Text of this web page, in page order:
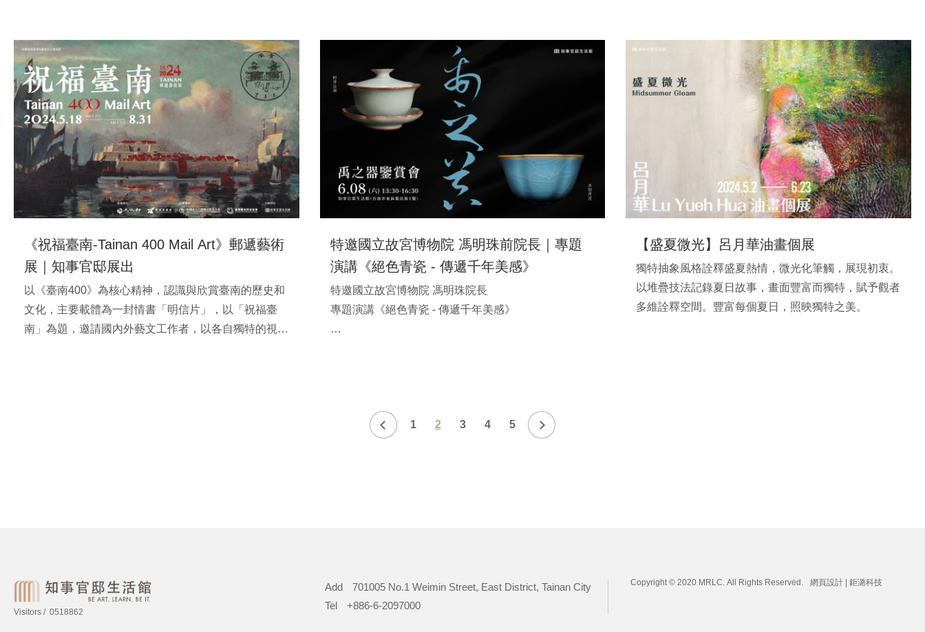
《祝福臺南-Tainan 400 Mail Art》郵遞藝術
展｜知事官邸展出
以《臺南400》為核心精神，認識與欣賞臺南的歷史和
文化，主要載體為一封情書「明信片」，以「祝福臺
南」為題，邀請國內外藝文工作者，以各自獨特的視角
特邀國立故宮博物院 馮明珠前院長｜專題
演講《絕色青瓷 - 傳遞千年美感》
特邀國立故宮博物院 馮明珠院長
專題演講《絕色青瓷 - 傳遞千年美感》
【盛夏微光】呂月華油畫個展
獨特抽象風格詮釋盛夏熱情，微光化筆觸，展現初衷。
以堆疊技法記錄夏日故事，畫面豐富而獨特，賦予觀者
多維詮釋空間。豐富每個夏日，照映獨特之美。
1 2 3 4 5
Visitors 0518862
Add
701005 No.1 Weimin Street, East District, Tainan City
Tel
+886-6-2097000
Copyright © 2020 MRLC. All Rights Reserved. 網頁設計 | 鉅潞科技